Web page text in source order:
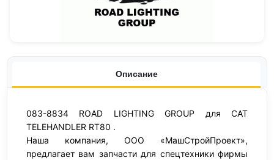
Описание
083-8834 ROAD LIGHTING GROUP для CAT
TELEHANDLER RT80 .
Наша компания, ООО «МашСтройПроект»,
предлагает вам запчасти для спецтехники фирмы